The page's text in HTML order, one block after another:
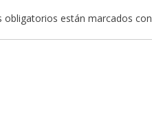
obligatorios están marcados con